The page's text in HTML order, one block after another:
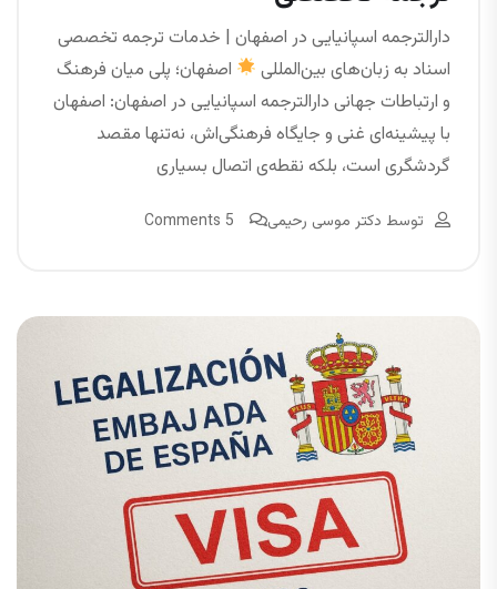
دارالترجمه اسپانیایی در اصفهان | خدمات ترجمه تخصصی
اسناد به زبان‌های بین‌المللی
اصفهان؛ پلی میان فرهنگ
و ارتباطات جهانی دارالترجمه اسپانیایی در اصفهان: اصفهان
با پیشینه‌ای غنی و جایگاه فرهنگی‌اش، نه‌تنها مقصد
گردشگری است، بلکه نقطه‌ی اتصال بسیاری
توسط دکتر موسی رحیمی 5 Comments